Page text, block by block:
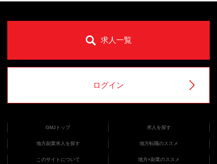
求人一覧
ログイン
GMJトップ 求人を探す
地方副業求人を探す 地方転職のススメ
このサイトについて 地方×副業のススメ